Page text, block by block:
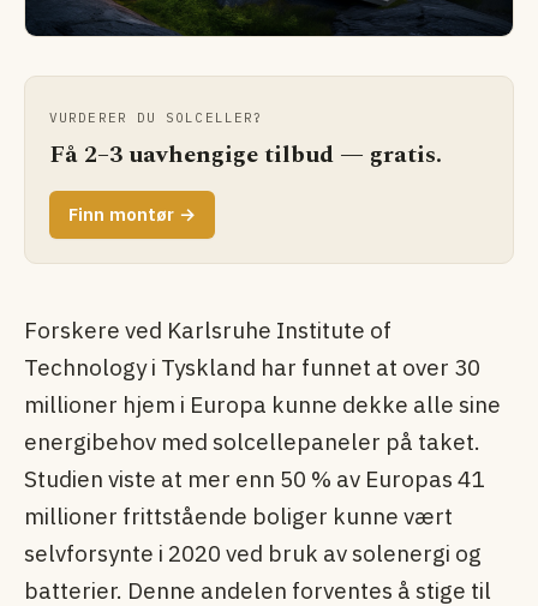
VURDERER DU SOLCELLER?
Få 2–3 uavhengige tilbud — gratis.
Finn montør →
Forskere ved Karlsruhe Institute of
Technology i Tyskland har funnet at over 30
millioner hjem i Europa kunne dekke alle sine
energibehov med solcellepaneler på taket.
Studien viste at mer enn 50 % av Europas 41
millioner frittstående boliger kunne vært
selvforsynte i 2020 ved bruk av solenergi og
batterier. Denne andelen forventes å stige til